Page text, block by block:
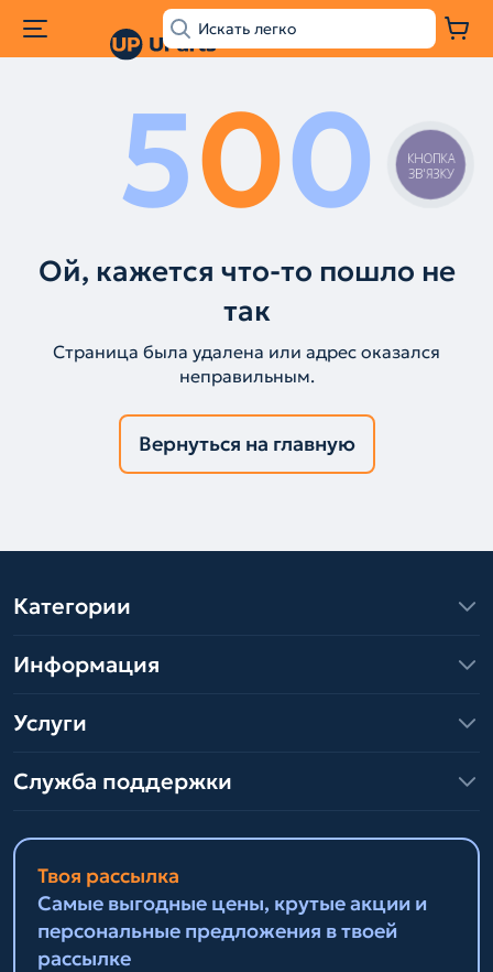
500
Ой, кажется что-то пошло не
так
Страница была удалена или адрес оказался
неправильным.
Вернуться на главную
Категории
Информация
Услуги
Служба поддержки
Твоя рассылка
Самые выгодные цены, крутые акции и
персональные предложения в твоей
рассылке
КНОПКА
ЗВ'ЯЗКУ